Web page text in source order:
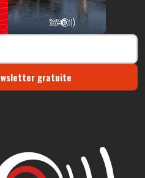
gratuite